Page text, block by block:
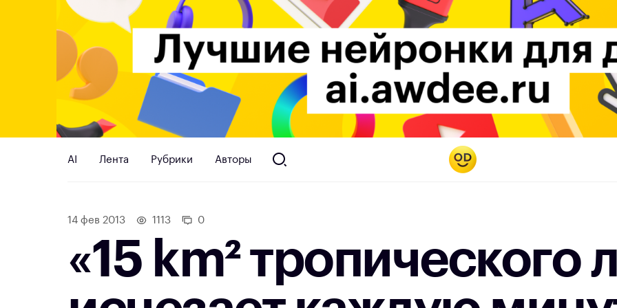
AI Лента Рубрики Авторы
14 фев 2013 1113 0
«15 km² тропического